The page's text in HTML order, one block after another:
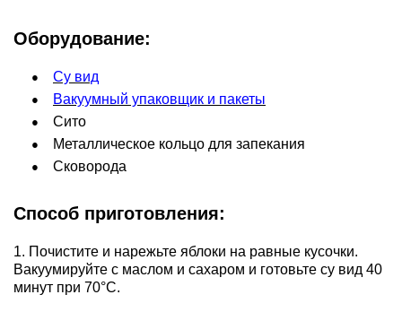
Оборудование:
Су вид
Вакуумный упаковщик и пакеты
Сито
Металлическое кольцо для запекания
Сковорода
Способ приготовления:
1. Почистите и нарежьте яблоки на равные кусочки.
Вакуумируйте с маслом и сахаром и готовьте су вид 40
минут при 70°С.